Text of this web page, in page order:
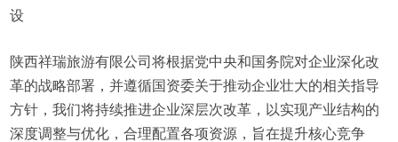
设
陕西祥瑞旅游有限公司将根据党中央和国务院对企业深化改
革的战略部署，并遵循国资委关于推动企业壮大的相关指导
方针，我们将持续推进企业深层次改革，以实现产业结构的
深度调整与优化，合理配置各项资源，旨在提升核心竞争